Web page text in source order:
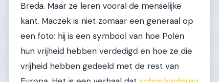
Breda. Maar ze leren vooral de menselijke
kant. Maczek is niet zomaar een generaal op
een foto; hij is een symbool van hoe Polen
hun vrijheid hebben verdedigd en hoe ze die
vrijheid hebben gedeeld met de rest van